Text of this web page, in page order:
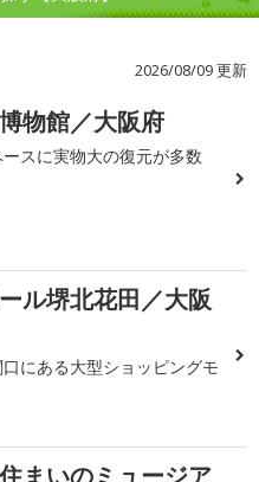
2026/08/09 更新
物館／大阪府
スに実物大の復元が多数
ル堺北花田／大阪
にある大型ショッピングモ
まいのミュージア